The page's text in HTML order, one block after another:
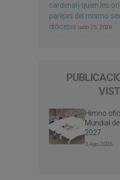
cardenal) quien les
parejas del mismo
diócesis julio 25, 2026
Himno
Mundial
2027
3 Ago 2026